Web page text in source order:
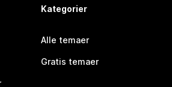
Kategorier
Alle temaer
Gratis temaer